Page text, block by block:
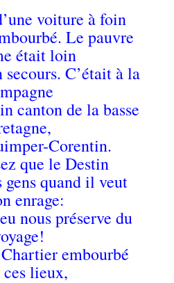
voiture à foin
Le pauvre
était loin
C’était à la
canton de la basse
Corentin.
que le Destin
gens quand il veut
enrage:
préserve du
embourbé
ces lieux,